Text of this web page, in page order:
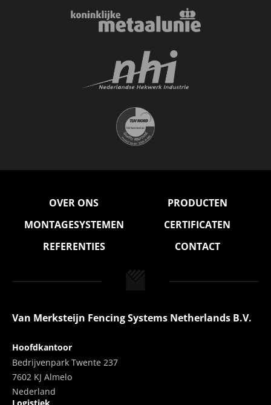
OVER ONS
PRODUCTEN
MONTAGESYSTEMEN
CERTIFICATEN
REFERENTIES
CONTACT
Van Merksteijn Fencing Systems Netherlands B.V.
Hoofdkantoor
Bedrijvenpark Twente 237
7602 KJ Almelo
Nederland